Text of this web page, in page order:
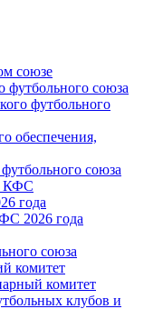
союзе
футбольного союза
футбольного
обеспечения,
союза
КФС
года
2026 года
союза
комитет
комитет
клубов и